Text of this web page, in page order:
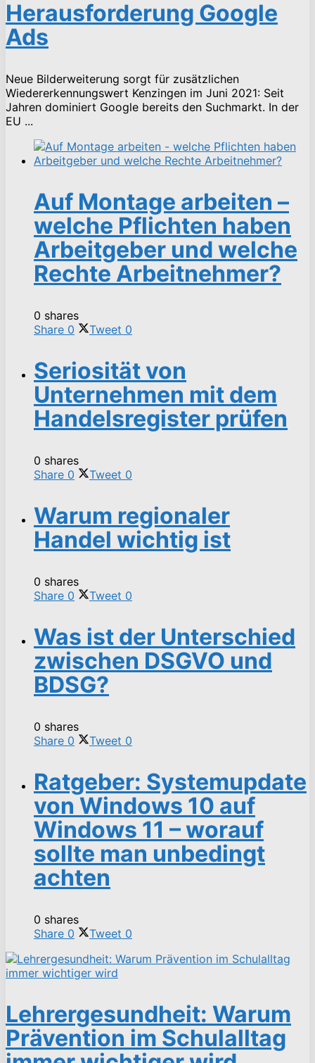
Herausforderung Google
Ads
Neue Bilderweiterung sorgt für zusätzlichen
Wiedererkennungswert Kenzingen im Juni 2021: Seit
Jahren dominiert Google bereits den Suchmarkt. In der
EU ...
Auf Montage arbeiten –
welche Pflichten haben
Arbeitgeber und welche
Rechte Arbeitnehmer?
0 shares
Share 0 Tweet 0
Seriosität von
Unternehmen mit dem
Handelsregister prüfen
0 shares
Share 0 Tweet 0
Warum regionaler
Handel wichtig ist
0 shares
Share 0 Tweet 0
Was ist der Unterschied
zwischen DSGVO und
BDSG?
0 shares
Share 0 Tweet 0
Ratgeber: Systemupdate
von Windows 10 auf
Windows 11 – worauf
sollte man unbedingt
achten
0 shares
Share 0 Tweet 0
Lehrergesundheit: Warum
Prävention im Schulalltag